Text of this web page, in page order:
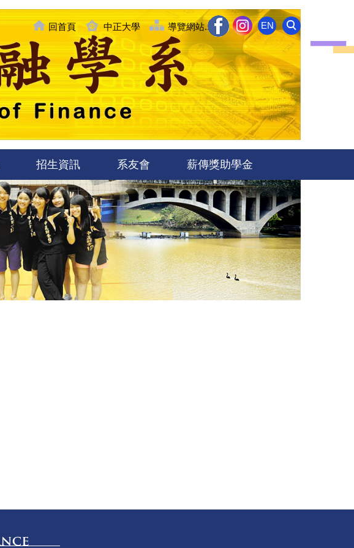
回首頁 中正大學 導覽網站........ EN
招生資訊 系友會 薪傳獎助學金